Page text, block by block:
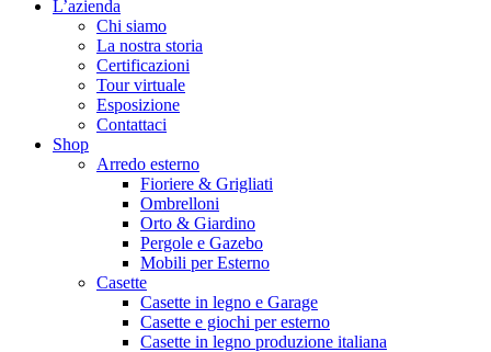
L’azienda
Chi siamo
La nostra storia
Certificazioni
Tour virtuale
Esposizione
Contattaci
Shop
Arredo esterno
Fioriere & Grigliati
Ombrelloni
Orto & Giardino
Pergole e Gazebo
Mobili per Esterno
Casette
Casette in legno e Garage
Casette e giochi per esterno
Casette in legno produzione italiana